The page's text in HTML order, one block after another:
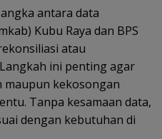
antara data
Kubu Raya dan BPS
atau
ini penting agar
kekosongan
Tanpa kesamaan data,
dengan kebutuhan di